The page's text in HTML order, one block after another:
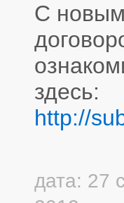
С новым
здесь:
http://
дата: 27